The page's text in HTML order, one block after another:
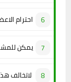
احترام
يمكن
لاتخالف